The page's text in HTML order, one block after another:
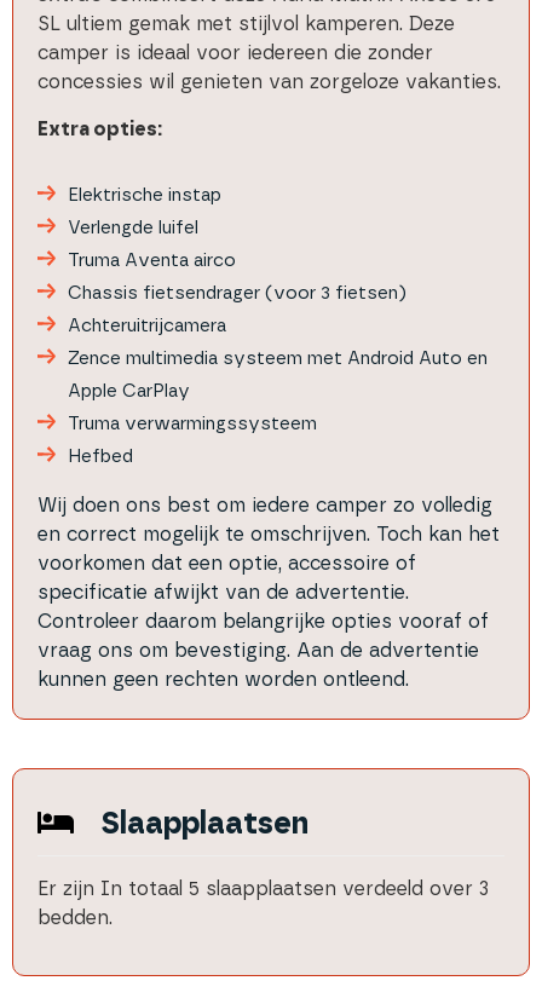
SL ultiem gemak met stijlvol kamperen. Deze
camper is ideaal voor iedereen die zonder
concessies wil genieten van zorgeloze vakanties.
Extra opties:
Elektrische instap
Verlengde luifel
Truma Aventa airco
Chassis fietsendrager (voor 3 fietsen)
Achteruitrijcamera
Zence multimedia systeem met Android Auto en
Apple CarPlay
Truma verwarmingssysteem
Hefbed
Wij doen ons best om iedere camper zo volledig
en correct mogelijk te omschrijven. Toch kan het
voorkomen dat een optie, accessoire of
specificatie afwijkt van de advertentie.
Controleer daarom belangrijke opties vooraf of
vraag ons om bevestiging. Aan de advertentie
kunnen geen rechten worden ontleend.
Slaapplaatsen
Er zijn In totaal 5 slaapplaatsen verdeeld over 3
bedden.